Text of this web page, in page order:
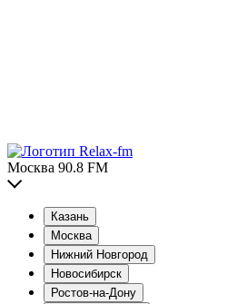
Москва 90.8 FM
Казань
Москва
Нижний Новгород
Новосибирск
Ростов-на-Дону